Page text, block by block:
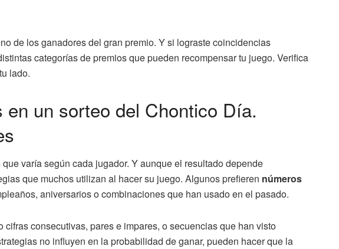
de los ganadores del gran premio. Y si lograste coincidencias
categorías de premios que pueden recompensar tu juego. Verifica
lado.
un sorteo del Chontico Día.
varía según cada jugador. Y aunque el resultado depende
que muchos utilizan al hacer su juego. Algunos prefieren números
aniversarios o combinaciones que han usado en el pasado.
consecutivas, pares e impares, o secuencias que han visto
no influyen en la probabilidad de ganar, pueden hacer que la